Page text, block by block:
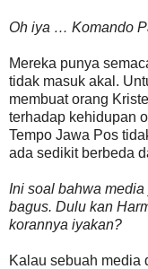
Oh iya … Komando
Mereka punya
tidak masuk akal.
membuat orang
terhadap kehidupan
Tempo Jawa Pos
ada sedikit berbeda
Ini soal bahwa
bagus. Dulu kan
korannya iyakan?
Kalau sebuah media